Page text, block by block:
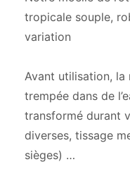
tropicale souple,
variation
Avant utilisation,
trempée dans de
transformé durant
diverses, tissage
sièges) …